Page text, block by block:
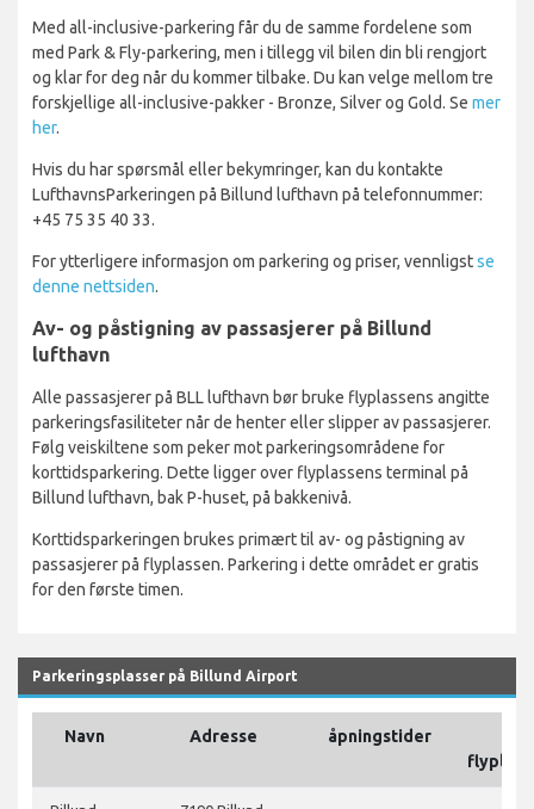
Med all-inclusive-parkering får du de samme fordelene som
med Park & Fly-parkering, men i tillegg vil bilen din bli rengjort
og klar for deg når du kommer tilbake. Du kan velge mellom tre
forskjellige all-inclusive-pakker - Bronze, Silver og Gold. Se mer
her.
Hvis du har spørsmål eller bekymringer, kan du kontakte
LufthavnsParkeringen på Billund lufthavn på telefonnummer:
+45 75 35 40 33.
For ytterligere informasjon om parkering og priser, vennligstse
denne nettsiden.
Av- og påstigning av passasjerer på Billund
lufthavn
Alle passasjerer på BLL lufthavn bør bruke flyplassens angitte
parkeringsfasiliteter når de henter eller slipper av passasjerer.
Følg veiskiltene som peker mot parkeringsområdene for
korttidsparkering. Dette ligger over flyplassens terminal på
Billund lufthavn, bak P-huset, på bakkenivå.
Korttidsparkeringen brukes primært til av- og påstigning av
passasjerer på flyplassen. Parkering i dette området er gratis
for den første timen.
Parkeringsplasser på Billund Airport
Navn Adresse åpningstider